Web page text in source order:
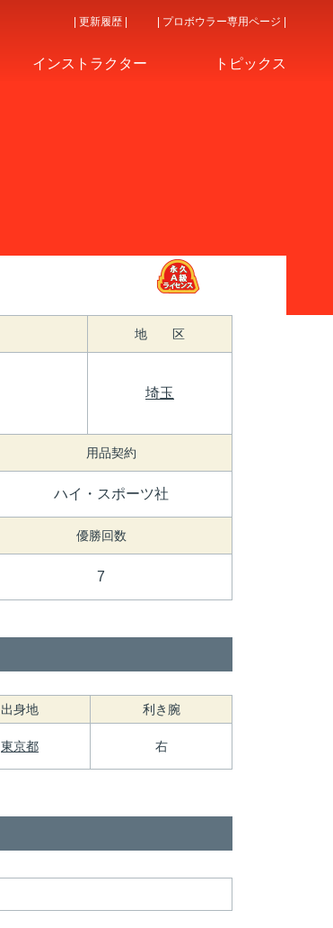
インストラクター トピックス
| 更新履歴 | | プロボウラー専用ページ |
地 区
埼玉
用品契約
ハイ・スポーツ社
優勝回数
7
出身地 利き腕
東京都 右